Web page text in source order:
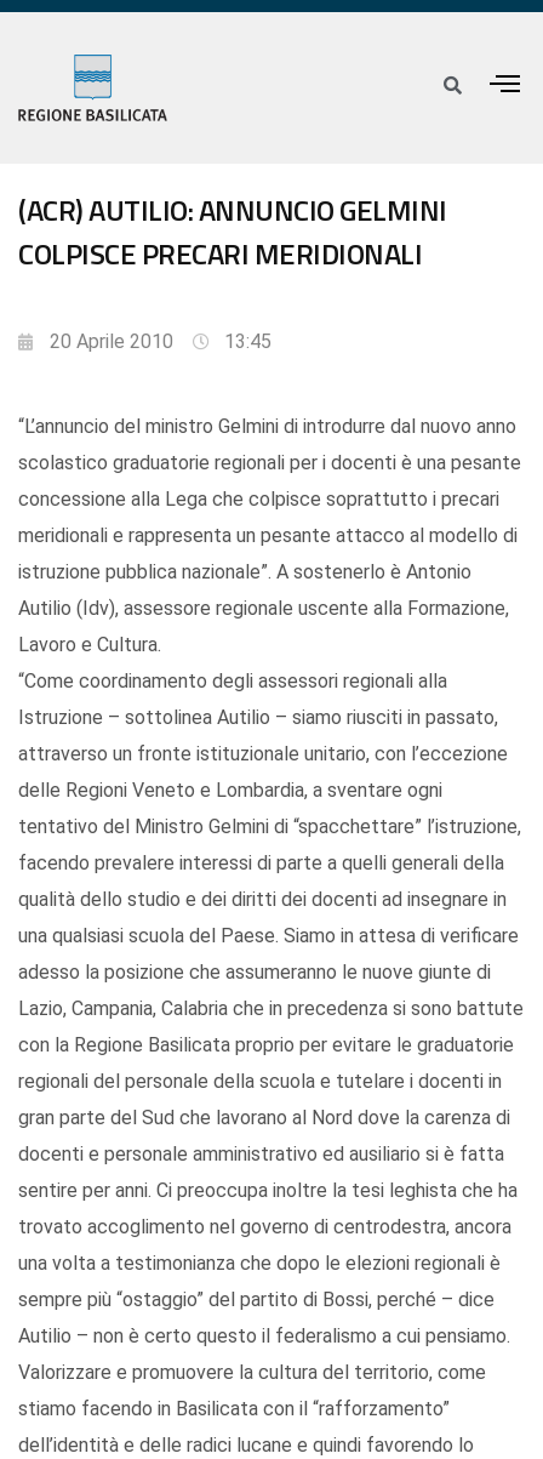
(ACR) AUTILIO: ANNUNCIO GELMINI
COLPISCE PRECARI MERIDIONALI
20 Aprile 2010 13:45
“L’annuncio del ministro Gelmini di introdurre dal nuovo anno
scolastico graduatorie regionali per i docenti è una pesante
concessione alla Lega che colpisce soprattutto i precari
meridionali e rappresenta un pesante attacco al modello di
istruzione pubblica nazionale”. A sostenerlo è Antonio
Autilio (Idv), assessore regionale uscente alla Formazione,
Lavoro e Cultura.
“Come coordinamento degli assessori regionali alla
Istruzione – sottolinea Autilio – siamo riusciti in passato,
attraverso un fronte istituzionale unitario, con l’eccezione
delle Regioni Veneto e Lombardia, a sventare ogni
tentativo del Ministro Gelmini di “spacchettare” l’istruzione,
facendo prevalere interessi di parte a quelli generali della
qualità dello studio e dei diritti dei docenti ad insegnare in
una qualsiasi scuola del Paese. Siamo in attesa di verificare
adesso la posizione che assumeranno le nuove giunte di
Lazio, Campania, Calabria che in precedenza si sono battute
con la Regione Basilicata proprio per evitare le graduatorie
regionali del personale della scuola e tutelare i docenti in
gran parte del Sud che lavorano al Nord dove la carenza di
docenti e personale amministrativo ed ausiliario si è fatta
sentire per anni. Ci preoccupa inoltre la tesi leghista che ha
trovato accoglimento nel governo di centrodestra, ancora
una volta a testimonianza che dopo le elezioni regionali è
sempre più “ostaggio” del partito di Bossi, perché – dice
Autilio – non è certo questo il federalismo a cui pensiamo.
Valorizzare e promuovere la cultura del territorio, come
stiamo facendo in Basilicata con il “rafforzamento”
dell’identità e delle radici lucane e quindi favorendo lo